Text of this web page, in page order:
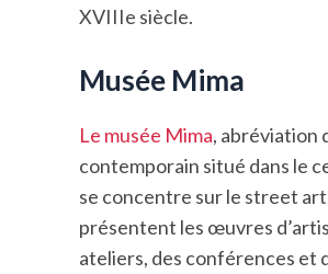
XVIIIe siècle.
Musée Mima
Le musée Mima, abréviation
contemporain situé dans le
se concentre sur le street
présentent les œuvres
ateliers, des conférences et